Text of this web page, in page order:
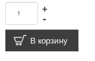
-
+